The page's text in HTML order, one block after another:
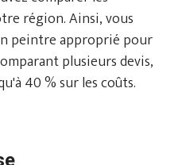
région. Ainsi, vous
peintre approprié pour
plusieurs devis,
40 % sur les coûts.